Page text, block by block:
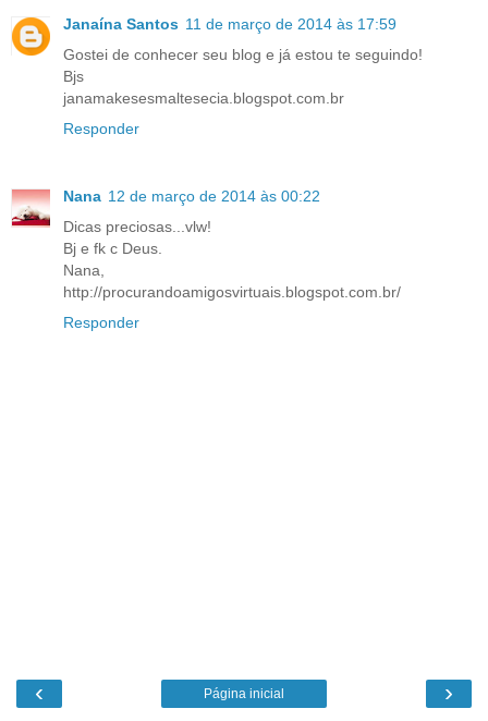
Janaína Santos 11 de março de 2014 às 17:59
Gostei de conhecer seu blog e já estou te seguindo!
Bjs
janamakesesmaltesecia.blogspot.com.br
Responder
Nana 12 de março de 2014 às 00:22
Dicas preciosas...vlw!
Bj e fk c Deus.
Nana,
http://procurandoamigosvirtuais.blogspot.com.br/
Responder
‹ ›
Página inicial